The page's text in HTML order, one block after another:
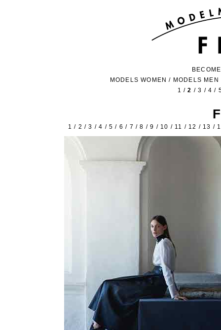
MODELS WOMEN / MODELS MEN
1 /2 /3 /4 /
1 / 2 /3 /4 /5 / 6 / 7 /8 /9 / 10 / 11 / 12 / 13 /